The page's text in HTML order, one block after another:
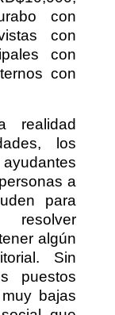
con
con
con
con
realidad
los
a
para
resolver
algún
Sin
puestos
bajas